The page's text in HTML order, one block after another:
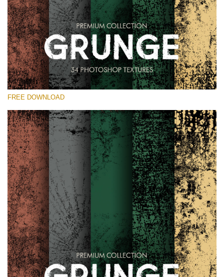
Выберите Вариант
Free Photoshop Overlay
Small 800*533px
Grunge Effect
(30 Overlays)
Entire Collection
(1783 Overlays)
Large 6000*4000px
Скачать Бесплатно
FREE DOWNLOAD